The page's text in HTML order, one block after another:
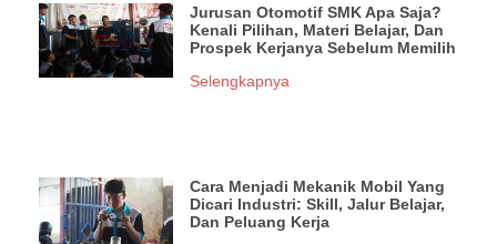
Jurusan Otomotif SMK Apa Saja?
Kenali Pilihan, Materi Belajar, Dan
Prospek Kerjanya Sebelum Memilih
Selengkapnya
Cara Menjadi Mekanik Mobil Yang
Dicari Industri: Skill, Jalur Belajar,
Dan Peluang Kerja